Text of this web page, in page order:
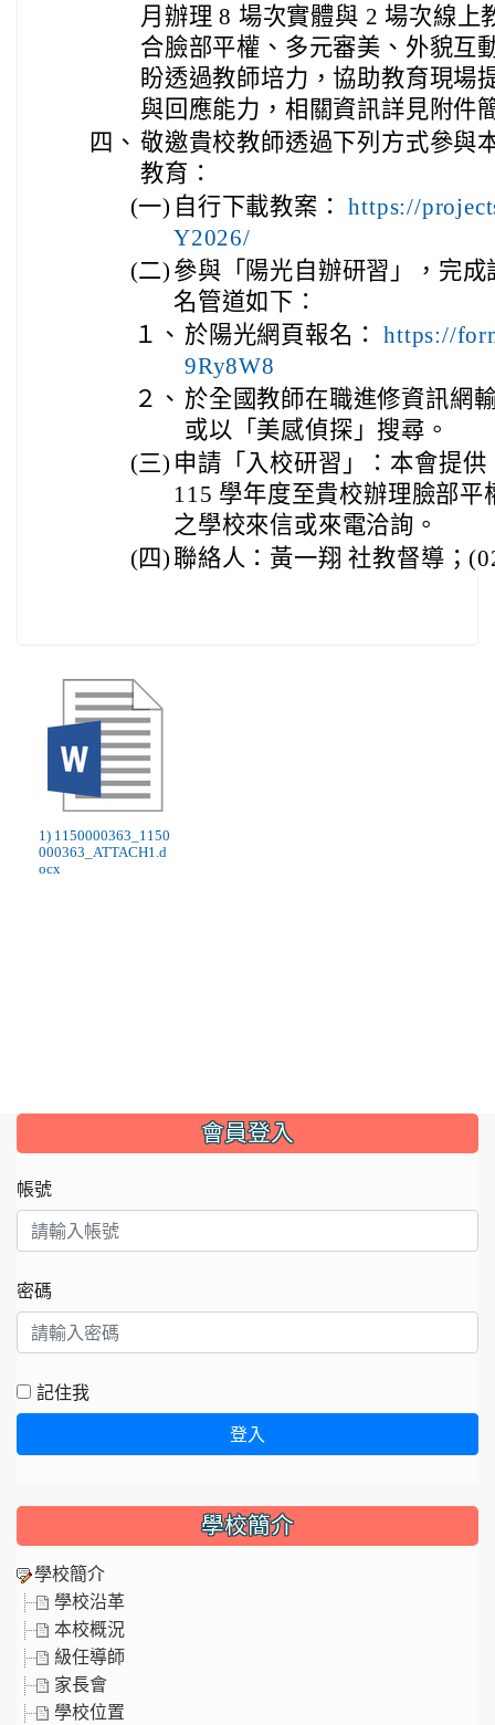
月辦理 8 場次實體與 2 場次線上
合臉部平權、多元審美、外貌互
盼透過教師培力，協助教育現場
與回應能力，相關資訊詳見附件
四、 敬邀貴校教師透過下列方式參與
教育：
(一) 自行下載教案：https://
Y2026/
(二) 參與「陽光自辦研習」，完
名管道如下：
１、 於陽光網頁報名：https://
9Ry8W8
２、 於全國教師在職進修資訊網
或以「美感偵探」搜尋。
(三) 申請「入校研習」：本會提
115 學年度至貴校辦理臉部
之學校來信或來電洽詢。
(四) 聯絡人：黃一翔 社教督導；
1) 1150000363_1150
000363_ATTACH1.d
ocx
::: 會員登入
帳號
密碼
記住我
登入
學校簡介
學校簡介
學校沿革
本校概況
級任導師
家長會
學校位置